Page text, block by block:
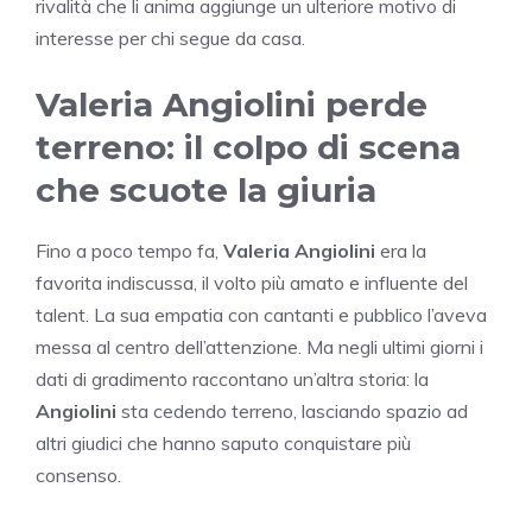
rivalità che li anima aggiunge un ulteriore motivo di
interesse per chi segue da casa.
Valeria Angiolini perde
terreno: il colpo di scena
che scuote la giuria
Fino a poco tempo fa, Valeria Angiolini era la
favorita indiscussa, il volto più amato e influente del
talent. La sua empatia con cantanti e pubblico l’aveva
messa al centro dell’attenzione. Ma negli ultimi giorni i
dati di gradimento raccontano un’altra storia: la
Angiolini sta cedendo terreno, lasciando spazio ad
altri giudici che hanno saputo conquistare più
consenso.